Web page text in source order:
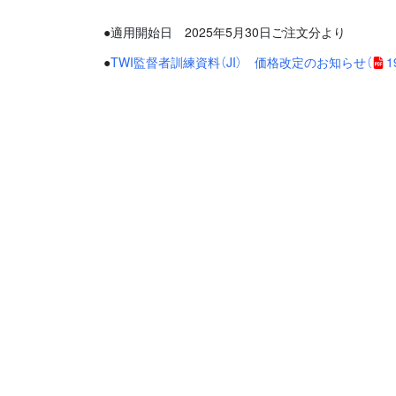
●適用開始日 2025年5月30日ご注文分より
●TWI監督者訓練資料（JI） 価格改定のお知らせ（